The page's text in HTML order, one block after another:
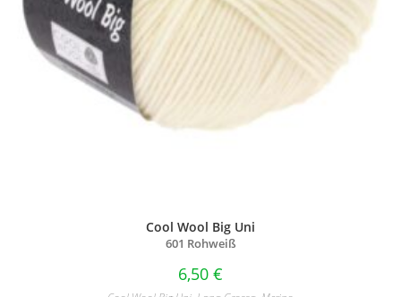
Cool Wool Big Uni
601 Rohweiß
6,50 €